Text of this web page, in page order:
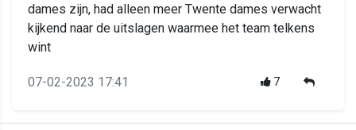
dames zijn, had alleen meer Twente dames verwacht
kijkend naar de uitslagen waarmee het team telkens
wint
07-02-2023 17:41 7